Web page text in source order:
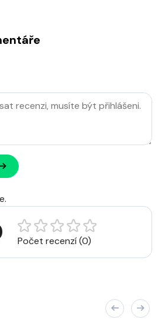
Počet recenzí (0)